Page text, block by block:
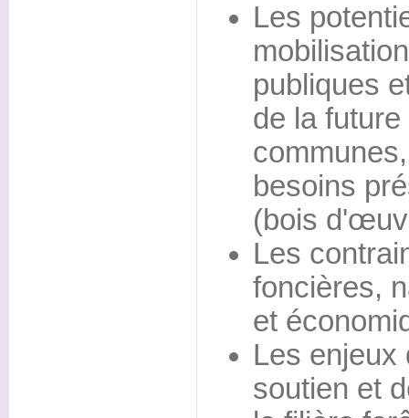
Les
publiques
de la
besoins
(bois
Les
foncières,
et
Les enjeux
soutien et